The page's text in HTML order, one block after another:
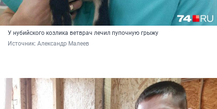
У нубийского козлика ветврач лечил пупочную грыжу
Источник: Александр Малеев